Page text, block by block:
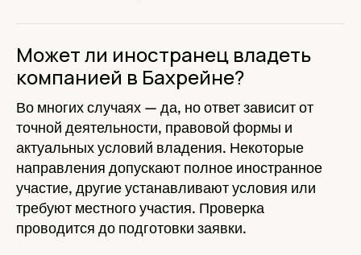
Может ли иностранец владеть
компанией в Бахрейне?
Во многих случаях — да, но ответ зависит от
точной деятельности, правовой формы и
актуальных условий владения. Некоторые
направления допускают полное иностранное
участие, другие устанавливают условия или
требуют местного участия. Проверка
проводится до подготовки заявки.